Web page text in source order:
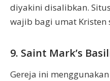
diyakini disalibkan.
wajib bagi umat Kristen
9. Saint Mark’s
Gereja ini